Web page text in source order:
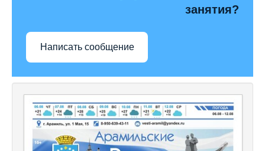
занятия?
Написать сообщение